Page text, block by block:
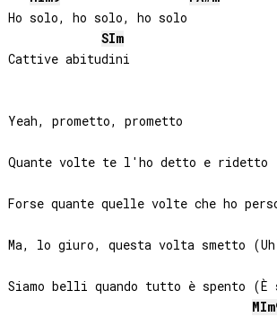
Ho solo, ho solo, ho solo
SIm
Cattive abitudini
Yeah, prometto, prometto
Quante volte te l'ho detto e ridetto
Forse quante quelle volte che ho
Ma, lo giuro, questa volta smetto
Siamo belli quando tutto è spento (È
MI